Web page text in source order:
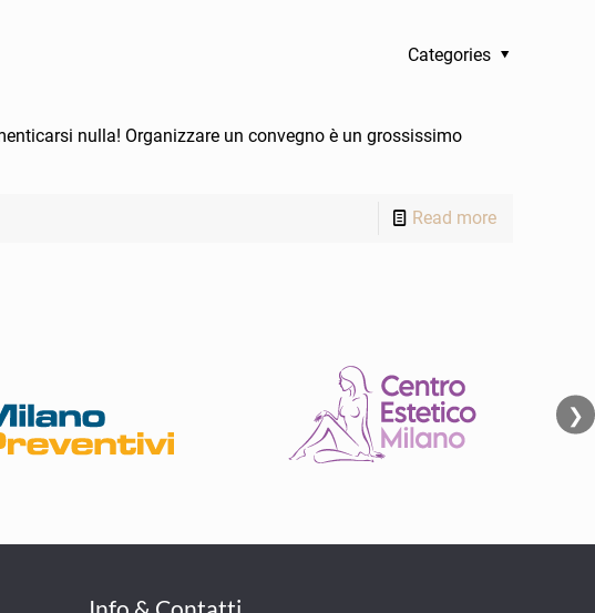
Categories
nulla! Organizzare un convegno è un grossissimo
Read more
❯